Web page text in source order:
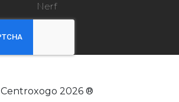
Nerf
Centroxogo 2026 ®